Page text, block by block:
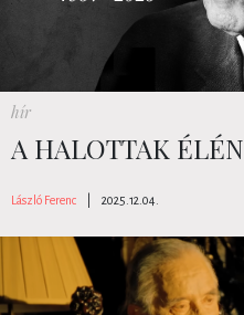
hír
A HALOTTAK ÉLÉN
László Ferenc 2025.12.04.